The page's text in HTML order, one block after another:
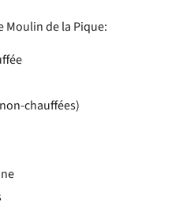
Moulin de la Pique:
chauffées)